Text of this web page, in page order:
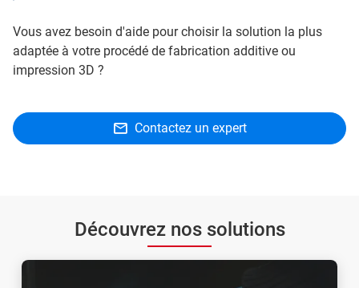
Vous avez besoin d'aide pour choisir la solution la plus
adaptée à votre procédé de fabrication additive ou
impression 3D ?
Contactez un expert
Découvrez nos solutions